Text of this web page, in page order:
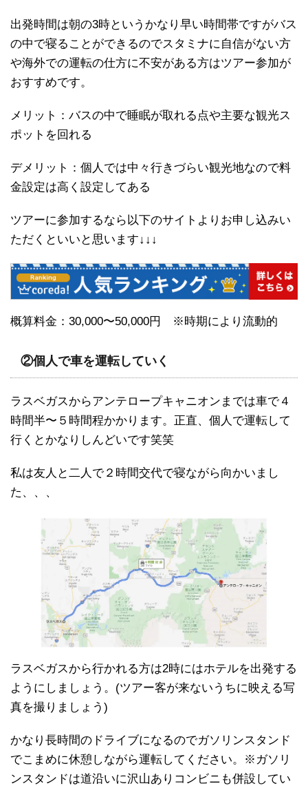
出発時間は朝の3時というかなり早い時間帯ですがバス
の中で寝ることができるのでスタミナに自信がない方
や海外での運転の仕方に不安がある方はツアー参加が
おすすめです。
メリット：バスの中で睡眠が取れる点や主要な観光ス
ポットを回れる
デメリット：個人では中々行きづらい観光地なので料
金設定は高く設定してある
ツアーに参加するなら以下のサイトよりお申し込みい
ただくといいと思います↓↓↓
概算料金：30,000〜50,000円 ※時期により流動的
②個人で車を運転していく
ラスベガスからアンテロープキャニオンまでは車で４
時間半〜５時間程かかります。正直、個人で運転して
行くとかなりしんどいです笑笑
私は友人と二人で２時間交代で寝ながら向かいまし
た、、、
ラスベガスから行かれる方は2時にはホテルを出発する
ようにしましょう。(ツアー客が来ないうちに映える写
真を撮りましょう)
かなり長時間のドライブになるのでガソリンスタンド
でこまめに休憩しながら運転してください。※ガソリ
ンスタンドは道沿いに沢山ありコンビニも併設してい